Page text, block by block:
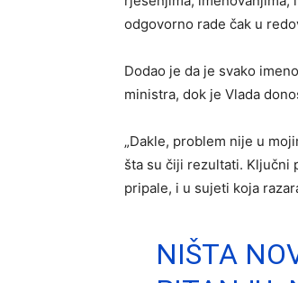
odgovorno rade čak u
Dodao je da je svako
ministra, dok je Vlada
„Dakle, problem nije u
šta su čiji rezultati. Ključni
pripale, i u sujeti koja
NIŠTA